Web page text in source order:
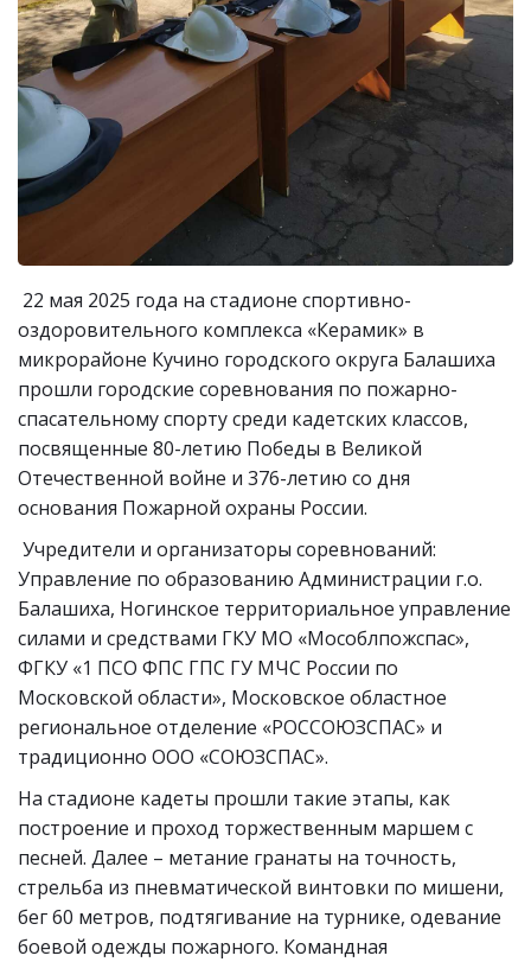
22 мая 2025 года на стадионе спортивно-
оздоровительного комплекса «Керамик» в
микрорайоне Кучино городского округа Балашиха
прошли городские соревнования по пожарно-
спасательному спорту среди кадетских классов,
посвященные 80-летию Победы в Великой
Отечественной войне и 376-летию со дня
основания Пожарной охраны России.
Учредители и организаторы соревнований:
Управление по образованию Администрации г.о.
Балашиха, Ногинское территориальное управление
силами и средствами ГКУ МО «Мособлпожспас»,
ФГКУ «1 ПСО ФПС ГПС ГУ МЧС России по
Московской области», Московское областное
региональное отделение «РОССОЮЗСПАС» и
традиционно ООО «СОЮЗСПАС».
На стадионе кадеты прошли такие этапы, как
построение и проход торжественным маршем с
песней. Далее – метание гранаты на точность,
стрельба из пневматической винтовки по мишени,
бег 60 метров, подтягивание на турнике, одевание
боевой одежды пожарного. Командная